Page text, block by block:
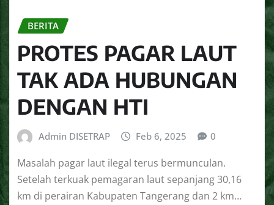
BERITA
PROTES PAGAR LAUT
TAK ADA HUBUNGAN
DENGAN HTI
Admin DISETRAP Feb 6, 2025 0
Masalah pagar laut ilegal terus bermunculan.
Setelah terkuak pemagaran laut sepanjang 30,16
km di perairan Kabupaten Tangerang dan 2 km…